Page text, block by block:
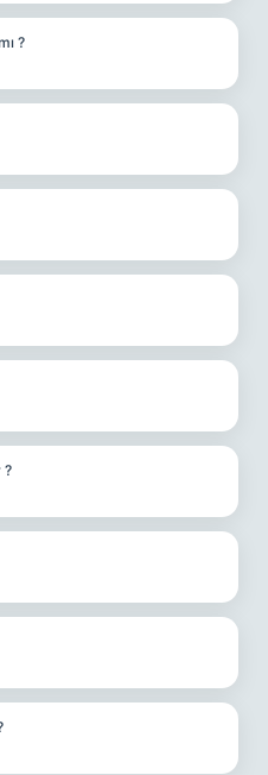
?
?